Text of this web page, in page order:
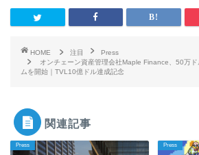
HOME 注目
Press
オンチェーン資産管理会社Maple Finance、50万
ムを開始｜TVL10億ドル達成記念
関連記事
Press Press